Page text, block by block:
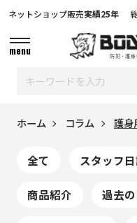
防犯・護身
ネットショップ販売実績25年
menu
ホーム コラム 護身
全て スタッフ
商品紹介 過去